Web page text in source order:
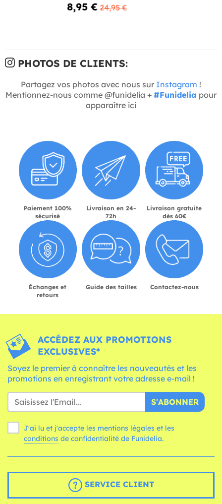
8,95 € 24,95 €
PHOTOS DE CLIENTS:
Partagez vos photos avec nous sur Instagram !
Mentionnez-nous comme @funidelia + #Funidelia pour
apparaître ici
Paiement 100%
sécurisé
Livraison en 24-
72h
Livraison gratuite
dès 60€
Échanges et
retours
Guide des tailles Contactez-nous
ACCÉDEZ AUX PROMOTIONS
EXCLUSIVES*
Soyez le premier à connaître les nouveautés et les
promotions en enregistrant votre adresse e-mail !
S'ABONNER
J'ai lu et j'accepte les mentions légales et les
conditions de confidentialité de Funidelia.
SERVICE CLIENT